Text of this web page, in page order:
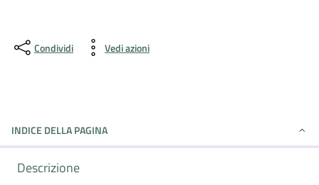
Condividi Vedi azioni
INDICE DELLA PAGINA
Descrizione